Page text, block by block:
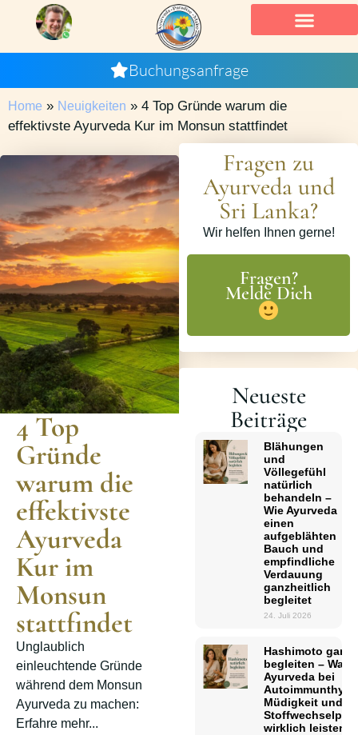
Buchungsanfrage
Home » Neuigkeiten » 4 Top Gründe warum die
effektivste Ayurveda Kur im Monsun stattfindet
4 Top
Gründe
warum die
effektivste
Ayurveda
Kur im
Monsun
stattfindet
Unglaublich
einleuchtende Gründe
während dem Monsun
Ayurveda zu machen:
Erfahre mehr...
Fragen zu
Ayurveda und
Sri Lanka?
Wir helfen Ihnen gerne!
Fragen?
Melde Dich
Neueste
Beiträge
Blähungen
und
Völlegefühl
natürlich
behandeln –
Wie Ayurveda
einen
aufgeblähten
Bauch und
empfindliche
Verdauung
ganzheitlich
begleitet
24. Juli 2026
Hashimoto
begleiten – Was
Ayurveda bei
Müdigkeit und
wirklich leisten